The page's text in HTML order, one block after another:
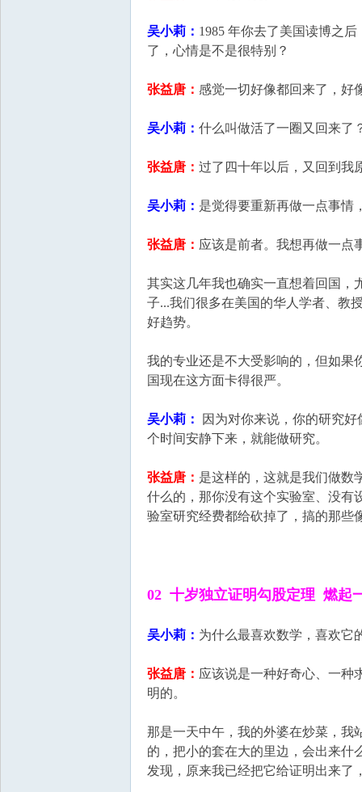
吴小莉： 1985 年你去了美国读博之
了，心情是不是很特别？
张益唐： 感觉一切好像都回来了，好
吴小莉： 什么叫做活了一圈又回来了
张益唐： 过了四十年以后，又回到我
吴小莉： 是觉得要重新再做一点事情
张益唐： 应该是前者。我想再做一点
其实这几年我也确实一直想着回国，
子...我们很多在美国的华人学者、教
好趋势。
我的专业还是不大受影响的，但如果
国现在这方面卡得很严。
吴小莉：
因为对你来说，你的研究
个时间安静下来，就能做研究。
张益唐： 是这样的，这就是我们做数
什么的，那你没有这个实验室、没
验室研究经费都给砍掉了，搞的那些
02 十岁独立证明勾股定理 燃起
吴小莉： 为什么最喜欢数学，喜欢它
张益唐： 应该说是一种好奇心、一种
明的。
那是一天中午，我的外婆在炒菜，我
的，把小的套在大的里边，会出来什
发现，原来我已经把它给证明出来了